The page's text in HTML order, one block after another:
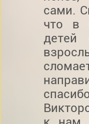
сами.
что в
детей